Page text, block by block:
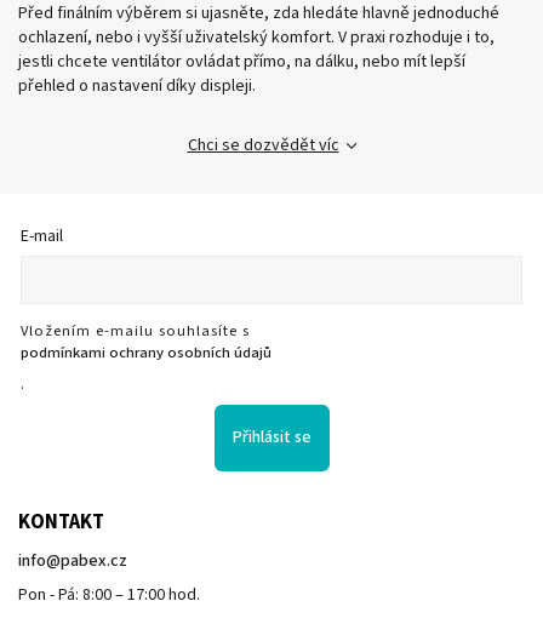
Před finálním výběrem si ujasněte, zda hledáte hlavně jednoduché
ochlazení, nebo i vyšší uživatelský komfort. V praxi rozhoduje i to,
jestli chcete ventilátor ovládat přímo, na dálku, nebo mít lepší
přehled o nastavení díky displeji.
Chci se dozvědět víc
E-mail
Vložením e-mailu souhlasíte s
podmínkami ochrany osobních údajů
.
Přihlásit se
KONTAKT
info@pabex.cz
Pon - Pá: 8:00 – 17:00 hod.